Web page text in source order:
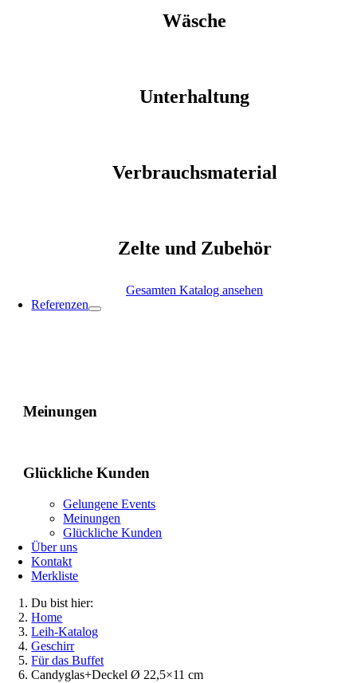
Wäsche
Unterhaltung
Verbrauchsmaterial
Zelte und Zubehör
Gesamten Katalog ansehen
Referenzen
Meinungen
Glückliche Kunden
Gelungene Events
Meinungen
Glückliche Kunden
Über uns
Kontakt
Merkliste
Du bist hier:
Home
Leih-Katalog
Geschirr
Für das Buffet
Candyglas+Deckel Ø 22,5×11 cm